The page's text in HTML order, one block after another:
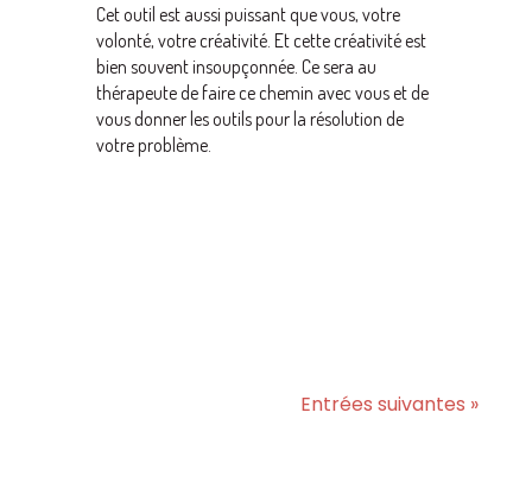
Cet outil est aussi puissant que vous, votre
volonté, votre créativité. Et cette créativité est
bien souvent insoupçonnée. Ce sera au
thérapeute de faire ce chemin avec vous et de
vous donner les outils pour la résolution de
votre problème.
Entrées suivantes »